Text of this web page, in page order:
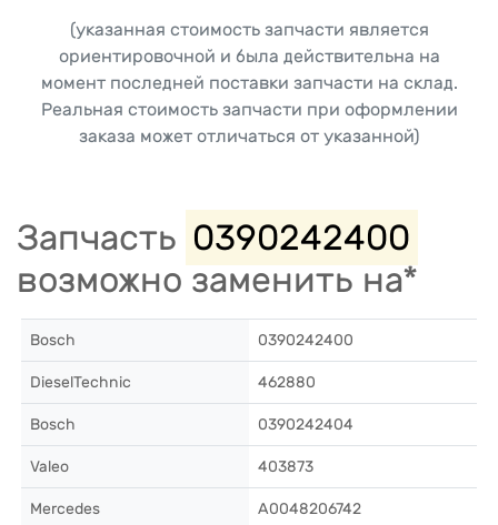
(указанная стоимость запчасти является
ориентировочной и была действительна на
момент последней поставки запчасти на склад.
Реальная стоимость запчасти при оформлении
заказа может отличаться от указанной)
Запчасть 0390242400
возможно заменить на*
Bosch 0390242400
DieselTechnic 462880
Bosch 0390242404
Valeo 403873
Mercedes A0048206742